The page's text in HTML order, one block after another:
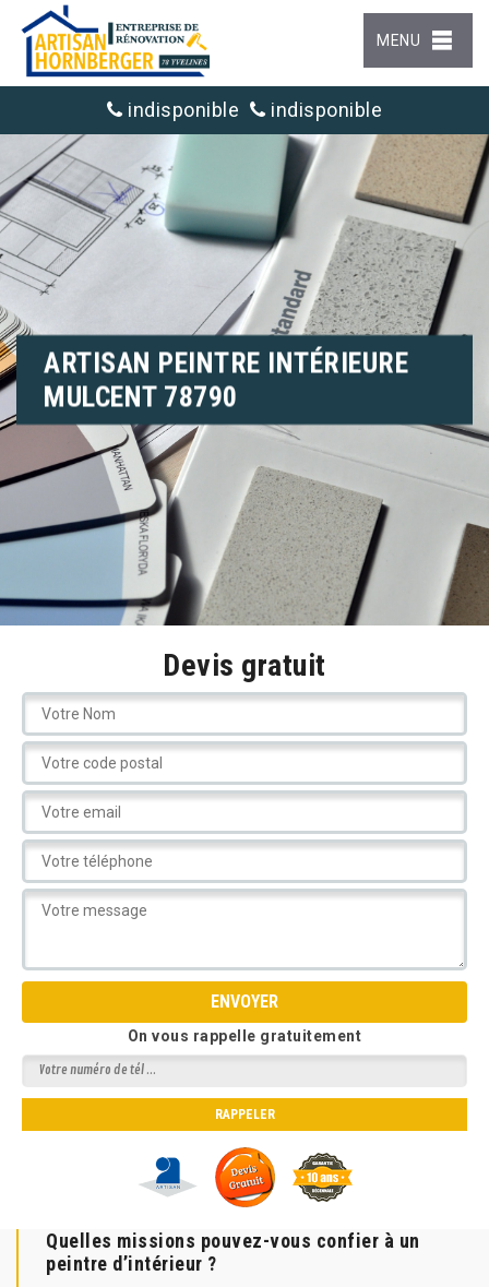
MENU
indisponible indisponible
ARTISAN PEINTRE INTÉRIEURE
MULCENT 78790
Devis gratuit
On vous rappelle gratuitement
Quelles missions pouvez-vous confier à un
peintre d’intérieur ?